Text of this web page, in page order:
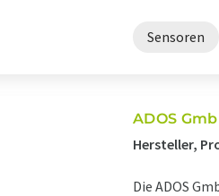
Sensoren
ADOS
Hersteller,
Die ADOS